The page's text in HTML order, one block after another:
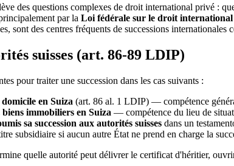
des questions complexes de droit international privé :
par la Loi fédérale sur le droit
sont des centres fréquents de successions
suisses (art. 86-89 LDIP)
pour traiter une succession dans les cas suivants :
en Suiza (art. 86 al. 1 LDIP) — compétence
biens immobiliers en Suiza — compétence du lieu de
sa succession aux autorités suisses dans un
subsidiaire si aucun autre État ne prend en charge la
quelle autorité peut délivrer le certificat d'héritier,